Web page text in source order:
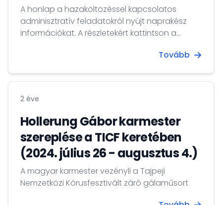
A honlap a hazaköltözéssel kapcsolatos
adminisztratív feladatokról nyújt naprakész
információkat. A részletekért kattintson a
Tovább
2 éve
Hollerung Gábor karmester
szereplése a TICF keretében
(2024. július 26 - augusztus 4.)
A magyar karmester vezényli a Tajpeji
Nemzetközi Kórusfesztivált záró gálaműsort